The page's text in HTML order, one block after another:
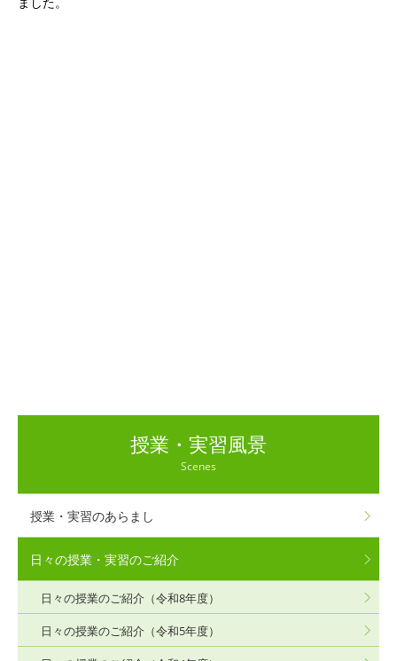
授業・実習風景
Scenes
授業・実習のあらまし
日々の授業・実習のご紹介
日々の授業のご紹介（令和8年度）
日々の授業のご紹介（令和5年度）